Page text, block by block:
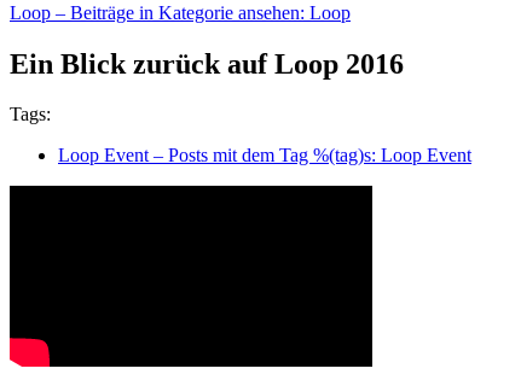
Loop – Beiträge in Kategorie ansehen: Loop
Ein Blick zurück auf Loop 2016
Tags:
Loop Event– Posts mit dem Tag %(tag)s: Loop Event